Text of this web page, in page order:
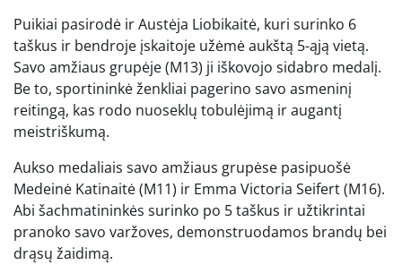
Puikiai pasirodė ir Austėja Liobikaitė, kuri surinko 6
taškus ir bendroje įskaitoje užėmė aukštą 5-ąją vietą.
Savo amžiaus grupėje (M13) ji iškovojo sidabro medalį.
Be to, sportininkė ženkliai pagerino savo asmeninį
reitingą, kas rodo nuoseklų tobulėjimą ir augantį
meistriškumą.
Aukso medaliais savo amžiaus grupėse pasipuošė
Medeinė Katinaitė (M11) ir Emma Victoria Seifert (M16).
Abi šachmatininkės surinko po 5 taškus ir užtikrintai
pranoko savo varžoves, demonstruodamos brandų bei
drąsų žaidimą.